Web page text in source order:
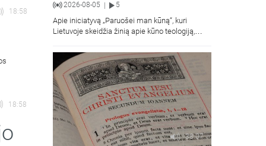
18:58
18:58
2026-08-05 5
Apie iniciatyvą „Paruošei man kūną“, kuri
Lietuvoje skeidžia žinią apie kūno teologiją,
jaunimas.
38:07